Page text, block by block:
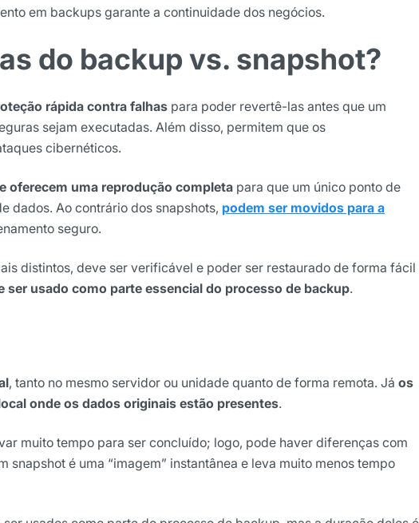
em backups garante a continuidade dos negócios.
do backup vs. snapshot?
rápida contra falhas para poder revertê-las antes que um
sejam executadas. Além disso, permitem que os
cibernéticos.
oferecem uma reprodução completa para que um único ponto de
dados. Ao contrário dos snapshots, podem ser movidos para a
seguro.
distintos, deve ser verificável e poder ser restaurado de forma fácil
ser usado como parte essencial do processo de backup.
, tanto no mesmo servidor ou unidade quanto de forma remota. Já os
onde os dados originais estão presentes.
muito tempo para ser concluído; logo, pode haver diferenças com
é uma “imagem” instantânea e leva muito menos tempo